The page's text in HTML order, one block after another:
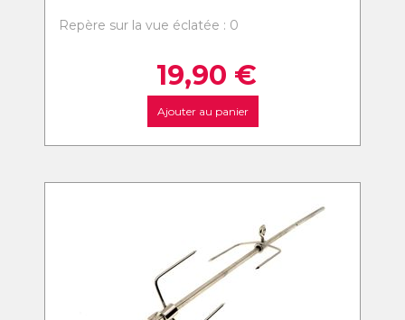
Repère sur la vue éclatée : 0
19,90 €
Ajouter au panier